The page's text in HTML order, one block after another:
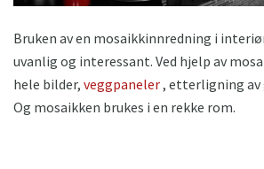
Bruken av en mosaikkinnredning i
uvanlig og interessant. Ved hjelp av
hele bilder, veggpaneler, etterligning av
Og mosaikken brukes i en rekke rom.